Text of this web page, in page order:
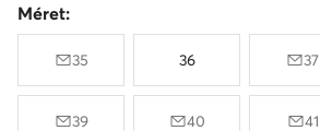
Méret:
35 36 37
39 40 41